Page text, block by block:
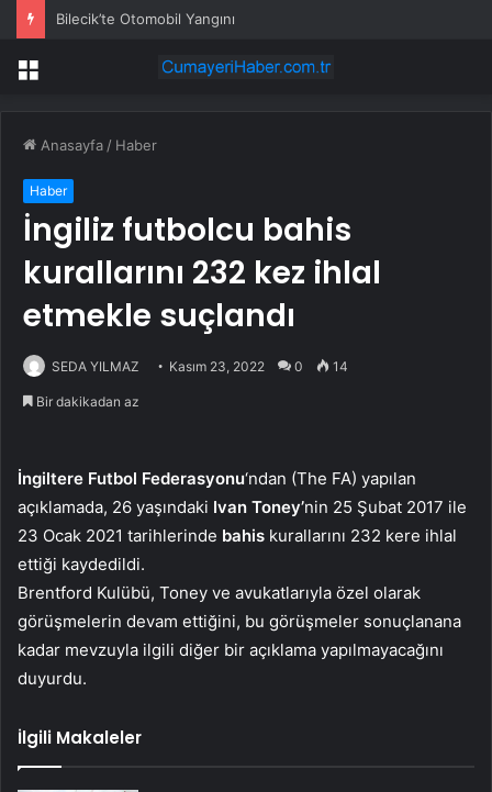
Bilecik’te Otomobil Yangını
Menü
Anasayfa / Haber
Haber
İngiliz futbolcu bahis
kurallarını 232 kez ihlal
etmekle suçlandı
SEDA YILMAZ Kasım 23, 2022 0 14
Bir dakikadan az
İngiltere Futbol Federasyonu‘ndan (The FA) yapılan
açıklamada, 26 yaşındaki Ivan Toney’nin 25 Şubat 2017 ile
23 Ocak 2021 tarihlerinde bahis kurallarını 232 kere ihlal
ettiği kaydedildi.
Brentford Kulübü, Toney ve avukatlarıyla özel olarak
görüşmelerin devam ettiğini, bu görüşmeler sonuçlanana
kadar mevzuyla ilgili diğer bir açıklama yapılmayacağını
duyurdu.
İlgili Makaleler